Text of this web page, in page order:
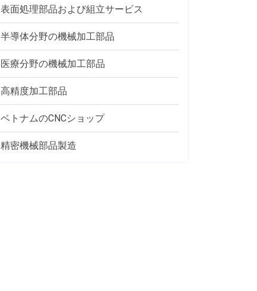
表面処理部品および組立サービス
半導体分野の機械加工部品
医療分野の機械加工部品
高精度加工部品
ベトナムのCNCショップ
精密機械部品製造